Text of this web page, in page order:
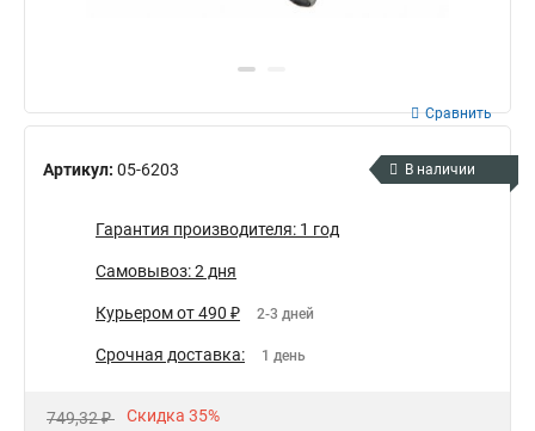
Артикул: 05-6203
Сравнить
В наличии
Гарантия производителя: 1 год
Самовывоз: 2 дня
Курьером от 490 ₽ 2-3 дней
Срочная доставка: 1 день
749,32 ₽ Скидка 35%